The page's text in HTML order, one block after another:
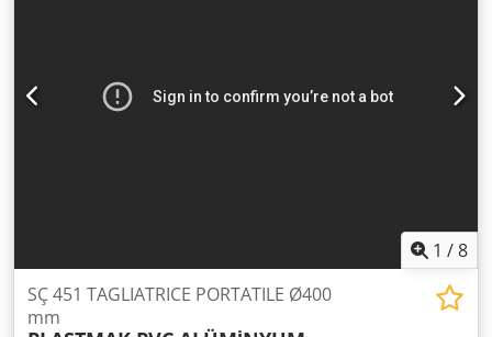
Regolazione rapida per tagli obliqui Djdpfxoxabg As
Adgsck - Bloccaggio pezzo con morsa regolabile e pattino
1 /8
SÇ 451 TAGLIATRICE PORTATILE Ø400
mm